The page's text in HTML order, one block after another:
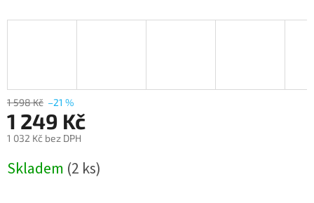
1 598 Kč –21 %
1 249 Kč
1 032 Kč bez DPH
cena:
Skladem (2 ks)